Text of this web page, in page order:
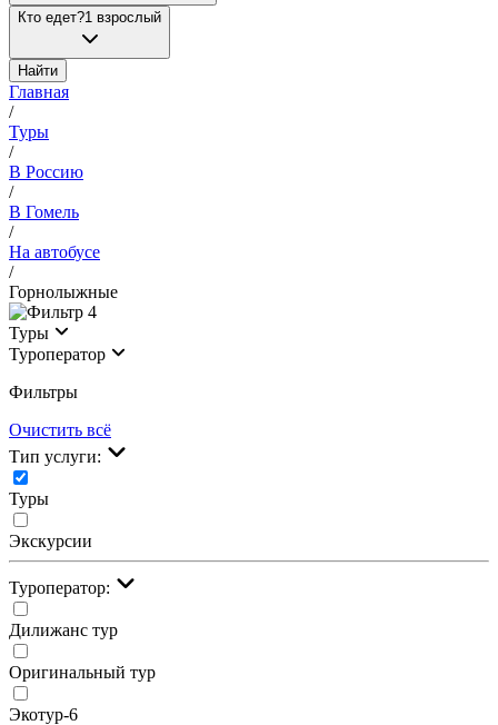
Кто едет?1 взрослый
Найти
Главная
/
Туры
/
В Россию
/
В Гомель
/
На автобусе
/
Горнолыжные
4
Туры
Туроператор
Фильтры
Очистить всё
Тип услуги:
Туры
Экскурсии
Туроператор:
Дилижанс тур
Оригинальный тур
Экотур-6